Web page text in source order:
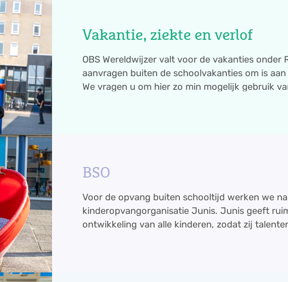
Vakantie, ziekte en verlof
OBS Wereldwijzer valt voor de vakanties onder
aanvragen buiten de schoolvakanties om is
We vragen u om hier zo min mogelijk gebruik
BSO
Voor de opvang buiten schooltijd werken we
kinderopvangorganisatie Junis. Junis geeft
ontwikkeling van alle kinderen, zodat zij